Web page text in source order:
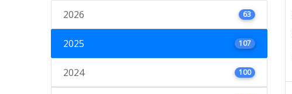
2026 63
2025 107
2024 100